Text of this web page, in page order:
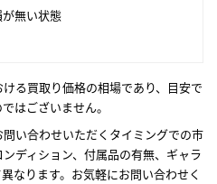
無い状態
る買取り価格の相場であり、目安で
はございません。
い合わせいただくタイミングでの市
ディション、付属品の有無、ギャラ
なります。お気軽にお問い合わせく